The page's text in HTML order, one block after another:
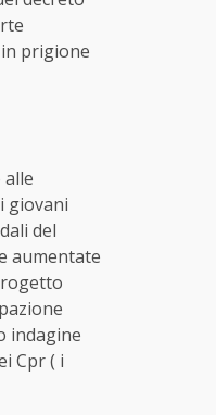
prigione
giovani
del
aumentate
indagine
Cpr ( i